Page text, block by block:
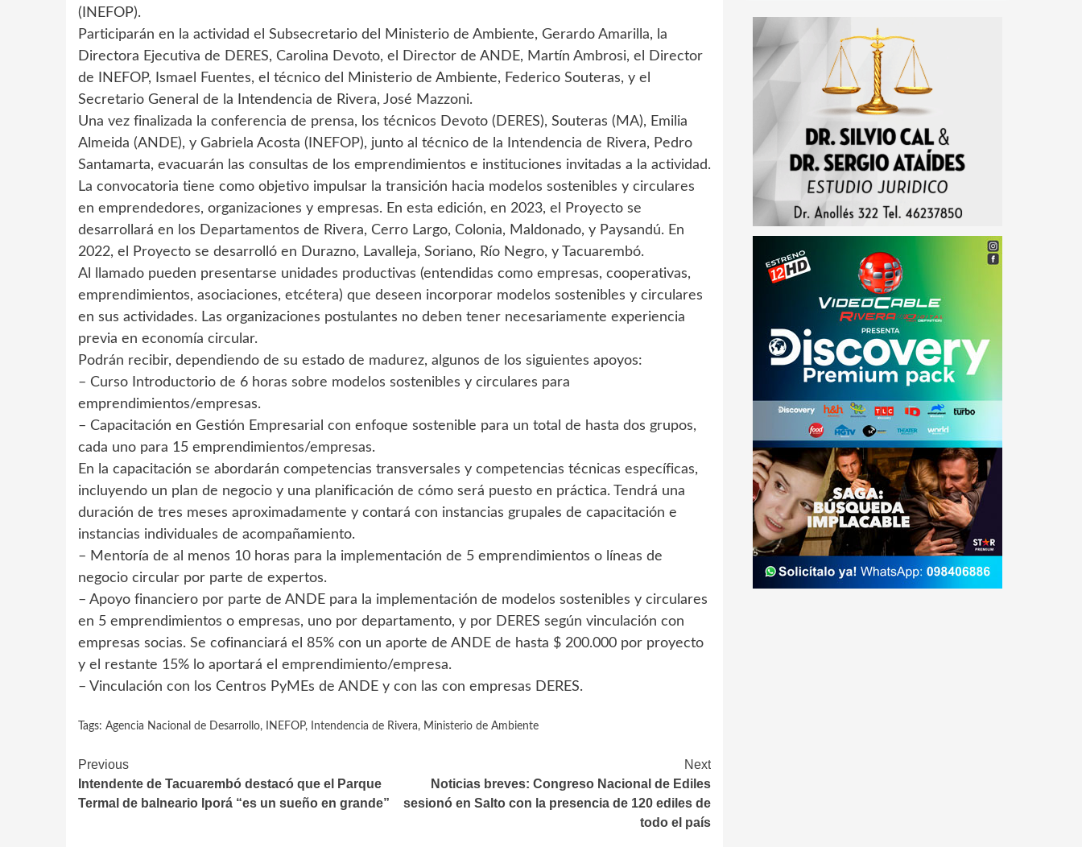
(INEFOP).
Participarán en la actividad el Subsecretario del Ministerio de Ambiente, Gerardo Amarilla, la
Directora Ejecutiva de DERES, Carolina Devoto, el Director de ANDE, Martín Ambrosi, el Director
de INEFOP, Ismael Fuentes, el técnico del Ministerio de Ambiente, Federico Souteras, y el
Secretario General de la Intendencia de Rivera, José Mazzoni.
Una vez finalizada la conferencia de prensa, los técnicos Devoto (DERES), Souteras (MA), Emilia
Almeida (ANDE), y Gabriela Acosta (INEFOP), junto al técnico de la Intendencia de Rivera, Pedro
Santamarta, evacuarán las consultas de los emprendimientos e instituciones invitadas a la actividad.
La convocatoria tiene como objetivo impulsar la transición hacia modelos sostenibles y circulares
en emprendedores, organizaciones y empresas. En esta edición, en 2023, el Proyecto se
desarrollará en los Departamentos de Rivera, Cerro Largo, Colonia, Maldonado, y Paysandú. En
2022, el Proyecto se desarrolló en Durazno, Lavalleja, Soriano, Río Negro, y Tacuarembó.
Al llamado pueden presentarse unidades productivas (entendidas como empresas, cooperativas,
emprendimientos, asociaciones, etcétera) que deseen incorporar modelos sostenibles y circulares
en sus actividades. Las organizaciones postulantes no deben tener necesariamente experiencia
previa en economía circular.
Podrán recibir, dependiendo de su estado de madurez, algunos de los siguientes apoyos:
– Curso Introductorio de 6 horas sobre modelos sostenibles y circulares para
emprendimientos/empresas.
– Capacitación en Gestión Empresarial con enfoque sostenible para un total de hasta dos grupos,
cada uno para 15 emprendimientos/empresas.
En la capacitación se abordarán competencias transversales y competencias técnicas específicas,
incluyendo un plan de negocio y una planificación de cómo será puesto en práctica. Tendrá una
duración de tres meses aproximadamente y contará con instancias grupales de capacitación e
instancias individuales de acompañamiento.
– Mentoría de al menos 10 horas para la implementación de 5 emprendimientos o líneas de
negocio circular por parte de expertos.
– Apoyo financiero por parte de ANDE para la implementación de modelos sostenibles y circulares
en 5 emprendimientos o empresas, uno por departamento, y por DERES según vinculación con
empresas socias. Se cofinanciará el 85% con un aporte de ANDE de hasta $ 200.000 por proyecto
y el restante 15% lo aportará el emprendimiento/empresa.
– Vinculación con los Centros PyMEs de ANDE y con las con empresas DERES.
Tags: Agencia Nacional de Desarrollo, INEFOP, Intendencia de Rivera, Ministerio de Ambiente
Continue
Reading
Previous
Intendente de Tacuarembó destacó que el Parque
Termal de balneario Iporá “es un sueño en grande”
Next
Noticias breves: Congreso Nacional de Ediles
sesionó en Salto con la presencia de 120 ediles de
todo el país